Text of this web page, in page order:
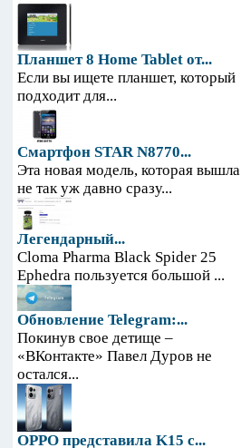
Планшет 8 Home Tablet от...
Если вы ищете планшет, который
подходит для...
Смартфон STAR N8770...
Эта новая модель, которая вышла
не так уж давно сразу...
Легендарный...
Cloma Pharma Black Spider 25
Ephedra пользуется большой ...
Обновление Telegram:...
Покинув свое детище –
«ВКонтакте» Павел Дуров не
остался...
OPPO представила K15 с...